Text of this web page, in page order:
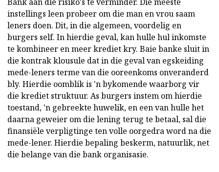
instellings leen probeer om die man en vrou saam
leners doen. Dit, in die algemeen, voordelig en
burgers self. In hierdie geval, kan hulle hul inkomste
te kombineer en meer krediet kry. Baie banke sluit in
die kontrak klousule dat in die geval van egskeiding
mede-leners terme van die ooreenkoms onveranderd
bly. Hierdie oomblik is 'n bykomende waarborg vir
die krediet struktuur. As burgers instem om hierdie
toestand, 'n gebreekte huwelik, en een van hulle het
daarna geweier om die lening terug te betaal, sal die
finansiële verpligtinge ten volle oorgedra word na die
mede-lener. Hierdie bepaling beskerm, natuurlik, net
die belange van die bank organisasie.